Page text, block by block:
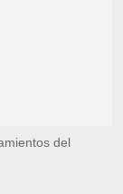
del